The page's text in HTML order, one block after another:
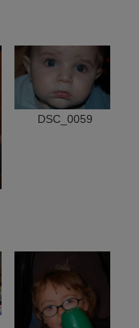
DSC_0059